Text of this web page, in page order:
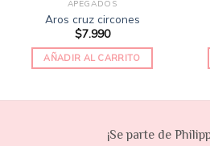
APEGADOS
Aros cruz circones
$7.990
AÑADIR AL CARRITO
¡Se parte de